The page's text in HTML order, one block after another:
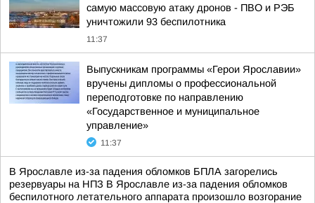
самую массовую атаку дронов - ПВО и РЭБ
уничтожили 93 беспилотника
11:37
Выпускникам программы «Герои Ярославии»
вручены дипломы о профессиональной
переподготовке по направлению
«Государственное и муниципальное
управление»
11:37
В Ярославле из-за падения обломков БПЛА загорелись
резервуары на НПЗ В Ярославле из-за падения обломков
беспилотного летательного аппарата произошло возгорание